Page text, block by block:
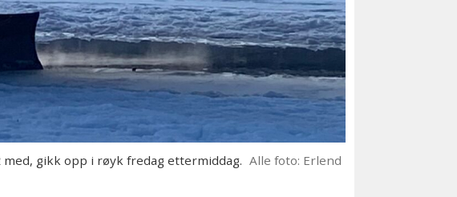
gikk opp i røyk fredag ettermiddag. Alle foto: Erlend